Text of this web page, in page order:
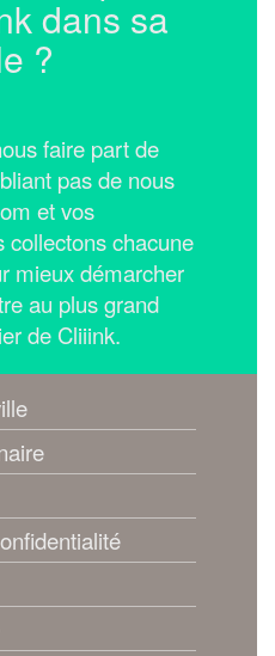
dans sa
?
faire part de
pas de nous
et vos
collectons chacune
mieux démarcher
au plus grand
de Cliiink.